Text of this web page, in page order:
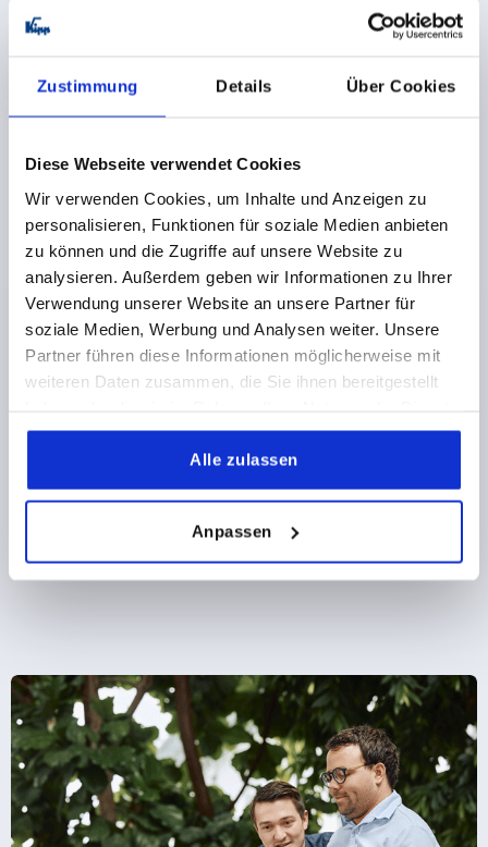
Zustimmung Details Über Cookies
Diese Webseite verwendet Cookies
Wir verwenden Cookies, um Inhalte und Anzeigen zu
personalisieren, Funktionen für soziale Medien anbieten
zu können und die Zugriffe auf unsere Website zu
analysieren. Außerdem geben wir Informationen zu Ihrer
Verwendung unserer Website an unsere Partner für
soziale Medien, Werbung und Analysen weiter. Unsere
Partner führen diese Informationen möglicherweise mit
weiteren Daten zusammen, die Sie ihnen bereitgestellt
gesammelt haben.
Alle zulassen
Anpassen
K2071
Extensions for flexible clamping bolt